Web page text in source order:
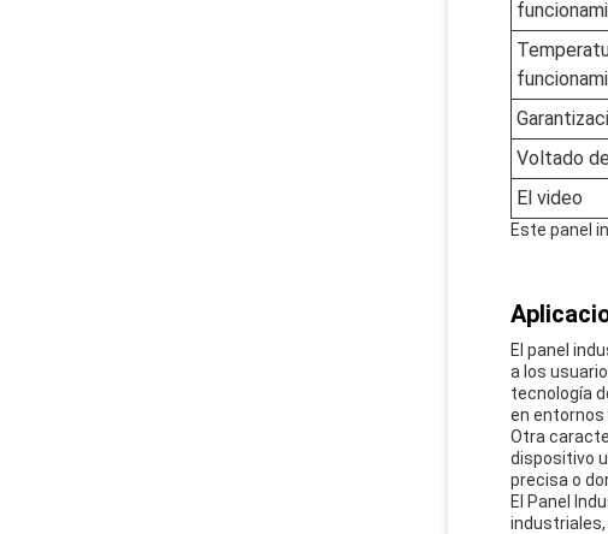
Voltado
El video
Este panel
El panel
a los
tecnología
en entornos
Otra
dispositivo
precisa o
El Panel